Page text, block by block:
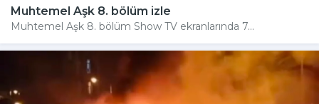
Muhtemel Aşk 8. bölüm izle
Muhtemel Aşk 8. bölüm Show TV ekranlarında 7...